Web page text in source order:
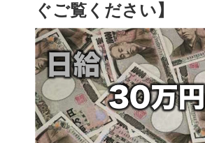
ぐご覧ください】